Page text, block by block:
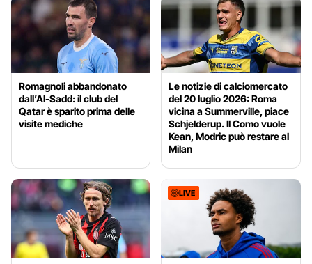
Romagnoli abbandonato
dall’Al-Sadd: il club del
Qatar è sparito prima delle
visite mediche
Le notizie di calciomercato
del 20 luglio 2026: Roma
vicina a Summerville, piace
Schjelderup. Il Como vuole
Kean, Modric può restare al
Milan
LIVE